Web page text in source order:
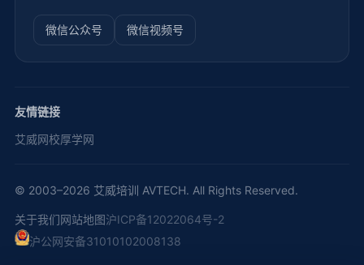
微信公众号 微信视频号
友情链接
艾威网校厚学网
© 2003–2026 艾威培训 AVTECH. All Rights Reserved.
关于我们网站地图沪ICP备12022064号-2
沪公网安备31010102008138